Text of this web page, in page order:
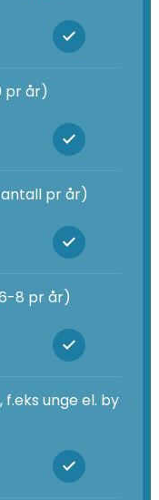
pr år)
pr år)
8 pr år)
unge el. by